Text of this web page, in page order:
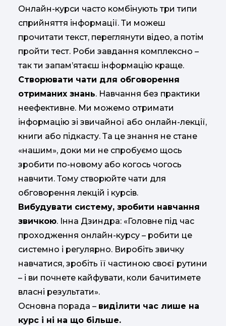
Онлайн-курси часто комбінують три типи
сприйняття інформації. Ти можеш
прочитати текст, переглянути відео, а потім
пройти тест. Роби завдання комплексно –
так ти запам’ятаєш інформацію краще.
Створювати чати для обговорення
отриманих знань. Навчання без практики
неефективне. Ми можемо отримати
інформацію зі звичайної або онлайн-лекції,
книги або підкасту. Та це знання не стане
«нашим», доки ми не спробуємо щось
зробити по-новому або когось чогось
навчити. Тому створюйте чати для
обговорення лекцій і курсів.
Вибудувати систему, зробити навчання
звичкою. Інна Дзиндра: «Головне під час
проходження онлайн-курсу – робити це
системно і регулярно. Виробіть звичку
навчатися, зробіть її частиною своєї рутини
– і ви почнете кайфувати, коли бачитимете
власні результати».
Основна порада – виділити час лише на
курс і ні на що більше.